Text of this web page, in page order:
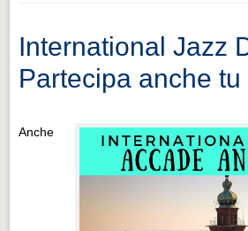
International Jazz
Partecipa anche tu
Anche